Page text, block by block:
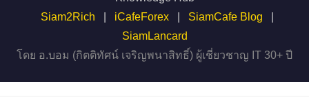
Siam2Rich
iCafeForex SiamCafe Blog
SiamLancard
โดย อ.บอม (กิตติทัศน์ เจริญพนาสิทธิ์) ผู้เชี่ยวชาญ IT 30+ ปี